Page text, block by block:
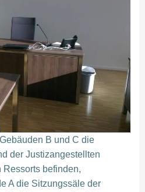
B und C die
der Justizangestellten
befinden,
A die Sitzungssäle der